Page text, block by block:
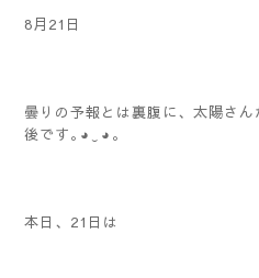
8月21日
曇りの予報とは裏腹に、太陽さ
後です｡⁠◕⁠‿⁠◕⁠｡
本日、21日は